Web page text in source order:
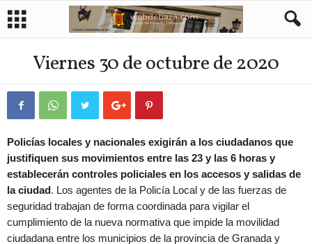
Viernes 30 de octubre de 2020
Policías locales y nacionales exigirán a los ciudadanos que
justifiquen sus movimientos entre las 23 y las 6 horas y
establecerán controles policiales en los accesos y salidas de
la ciudad. Los agentes de la Policía Local y de las fuerzas de
seguridad trabajan de forma coordinada para vigilar el
cumplimiento de la nueva normativa que impide la movilidad
ciudadana entre los municipios de la provincia de Granada y